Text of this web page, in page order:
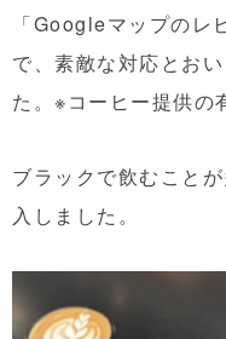
「Googleマップのレ
で、素敵な対応とお
た。※コーヒー提供の
ブラックで飲むこと
入しました。